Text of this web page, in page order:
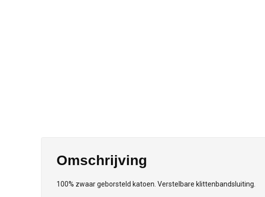
Omschrijving
100% zwaar geborsteld katoen. Verstelbare klittenbandsluiting.